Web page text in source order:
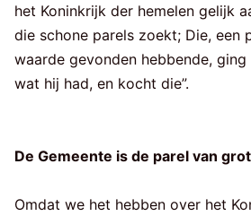
het Koninkrijk der hemelen gelijk
die schone parels zoekt; Die, een
waarde gevonden hebbende,
wat hij had, en kocht die”.
De Gemeente is de parel van
Omdat we het hebben over het